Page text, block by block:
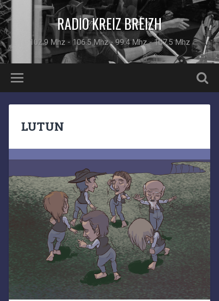
RADIO KREIZ BREIZH
102.9 Mhz - 106.5 Mhz - 99.4 Mhz - 107.5 Mhz
LUTUN